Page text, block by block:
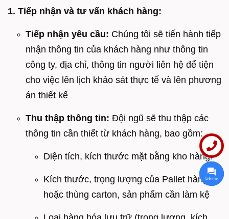
1. Tiếp nhận và tư vấn khách hàng:
Tiếp nhận yêu cầu: Chúng tôi sẽ tiến hành tiếp
nhận thông tin của khách hàng như thông tin
công ty, địa chỉ, thông tin người liên hệ để tiện
cho việc lên lịch khảo sát thực tế và lên phương
án thiết kế
Thu thập thông tin: Đội ngũ sẽ thu thập các
thông tin cần thiết từ khách hàng, bao gồm:
Diện tích, kích thước mặt bằng kho hàng.
Kích thước, trọng lượng của Pallet hàng
hoặc thùng carton, sản phẩm cần làm kệ
Liên hệ